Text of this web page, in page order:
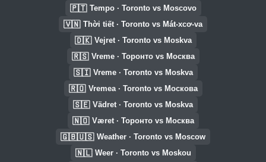
🇵🇹 Tempo · Toronto vs Moscovo
🇻🇳 Thời tiết · Toronto vs Mát-xcơ-va
🇩🇰 Vejret · Toronto vs Moskva
🇷🇸 Vreme · Торонто vs Москва
🇸🇮 Vreme · Toronto vs Moskva
🇷🇴 Vremea · Toronto vs Москова
🇸🇪 Vädret · Toronto vs Moskva
🇳🇴 Været · Торонто vs Москва
🇬🇧🇺🇸 Weather · Toronto vs Moscow
🇳🇱 Weer · Toronto vs Moskou